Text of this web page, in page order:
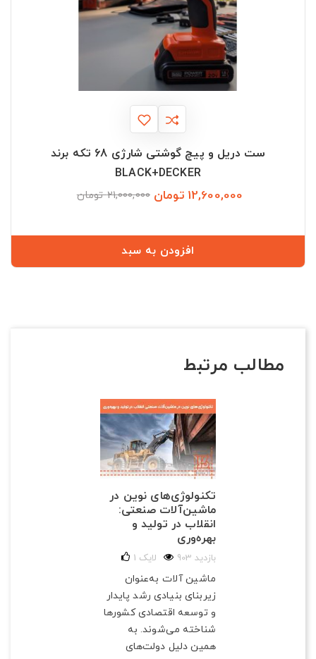
ست دریل و پیچ گوشتی شارژی 68 تکه برند
BLACK+DECKER
12,600,000 تومان 21,000,000 تومان
افزودن به سبد
مطالب مرتبط
تکنولوژی‌های نوین در
ماشین‌آلات صنعتی:
انقلاب در تولید و
بهره‌وری
903 بازدید 1 لایک
ماشین آلات به‌عنوان
زیربنای بنیادی رشد پایدار
و توسعه اقتصادی کشورها
شناخته می‌شوند. به
همین دلیل دولت‌های